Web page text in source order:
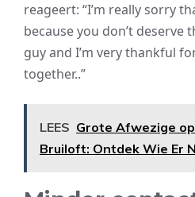
reageert: “I’m really sorry
because you don’t deserve
guy and I’m very thankful
together..”
LEES Grote Afwezige
Bruiloft: Ontdek Wie Er